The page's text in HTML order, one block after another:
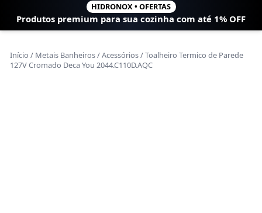
HIDRONOX • OFERTAS
Produtos premium para sua cozinha com até 1% OFF
Início / Metais Banheiros/Acessórios/ Toalheiro Termico de Parede
127V Cromado Deca You 2044.C110D.AQC